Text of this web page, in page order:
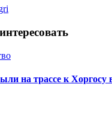
на трассе к Хоргосу